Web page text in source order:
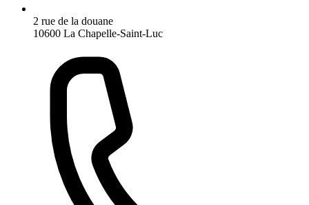
2 rue de la douane
10600 La Chapelle-Saint-Luc